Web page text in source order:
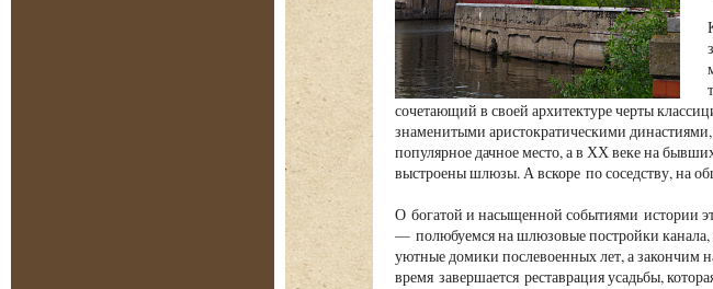
сочетающий в своей архитектуре черты
знаменитыми аристократическими
популярное дачное место, а в ХХ веке на
выстроены шлюзы. А вскоре по соседству, на
О богатой и насыщенной событиями истории
— полюбуемся на шлюзовые постройки
уютные домики послевоенных лет, а закончим
время завершается реставрация усадьбы,